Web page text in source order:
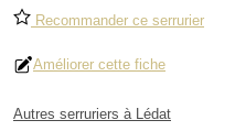
Recommander ce serrurier
Améliorer cette fiche
Autres serruriers à Lédat